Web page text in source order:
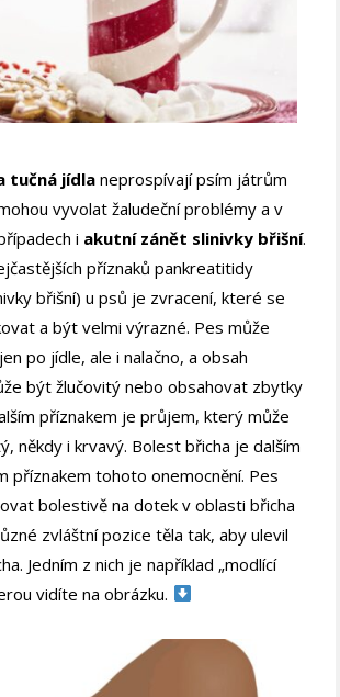
tučná jídlaneprospívají psím játrům
vyvolat žaludeční problémy a v
i akutní zánět slinivky břišní.
příznaků pankreatitidy
břišní) u psů je zvracení, které se
a být velmi výrazné. Pes může
po jídle, ale i nalačno, a obsah
být žlučovitý nebo obsahovat zbytky
příznakem je průjem, který může
někdy i krvavý. Bolest břicha je dalším
příznakem tohoto onemocnění. Pes
bolestivě na dotek v oblasti břicha
zvláštní pozice těla tak, aby ulevil
Jedním z nich je například „modlící
vidíte na obrázku.